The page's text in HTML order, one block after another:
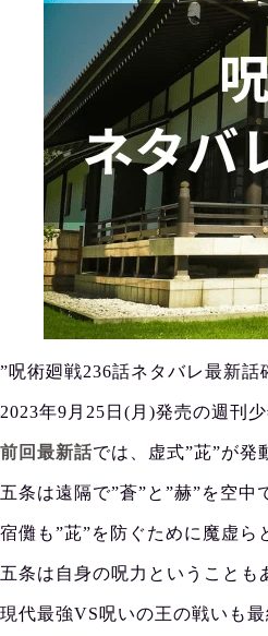
”呪術廻戦236話ネタバレ最新
2023年9月25日(月)発売の週刊
前回最新話では、虚式”茈”が発
五条は遠隔で”蒼”と”赫”を空中
宿儺も”茈”を防ぐために魔虚ら
五条は自身の呪力ということも
現代最強VS呪いの王の戦いも